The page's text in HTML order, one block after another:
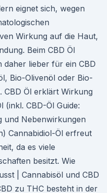
eignet sich, wegen
Wirkung auf die Haut,
Beim CBD Öl
daher lieber für ein CBD
Bio-Olivenöl oder Bio-
CBD Öl erklärt Wirkung
(inkl. CBD-Öl Guide:
und Nebenwirkungen
Cannabidiol-Öl erfreut
da es viele
besitzt. Wie
| Cannabisöl und CBD
zu THC besteht in der